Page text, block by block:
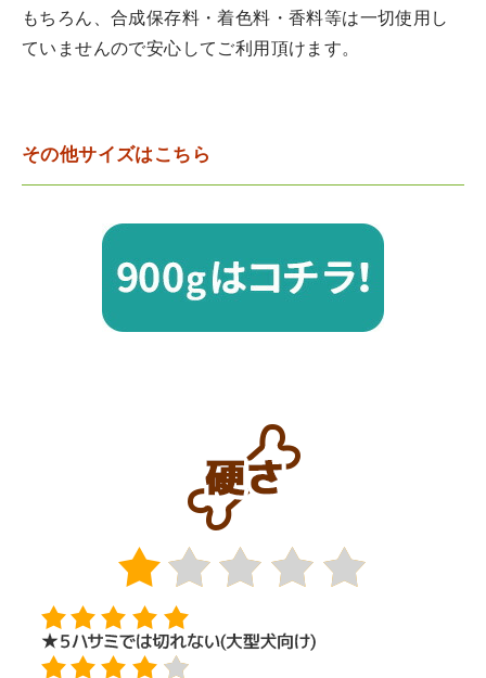
もちろん、合成保存料・着色料・香料等は一切使用し
ていませんので安心してご利用頂けます。
その他サイズはこちら